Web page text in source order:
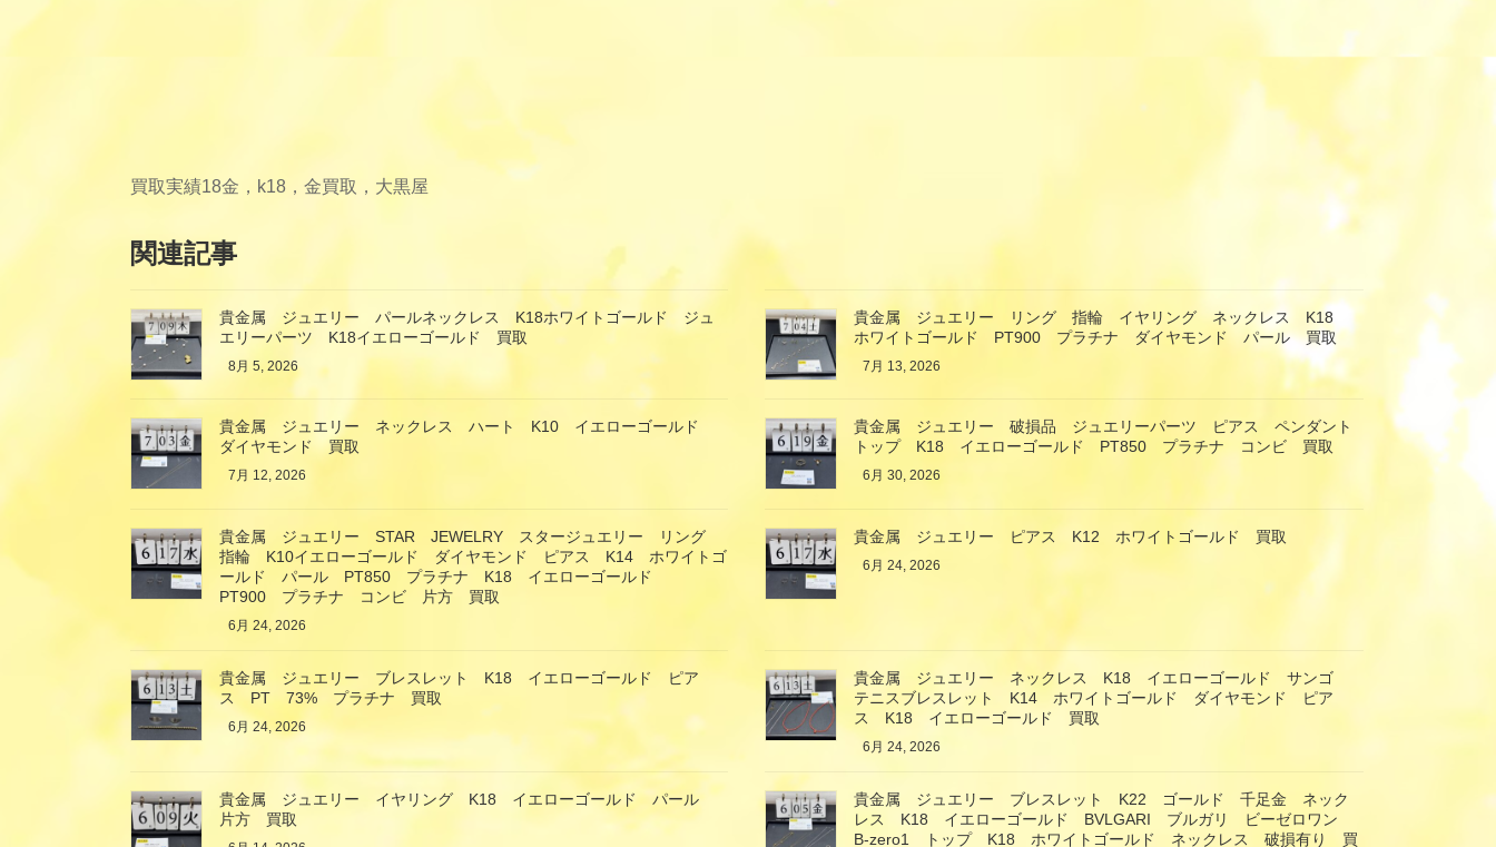
買取実績18金，k18，金買取，大黒屋
関連記事
貴金属 ジュエリー パールネックレス K18ホワイトゴールド ジュ
エリーパーツ K18イエローゴールド 買取
8月 5, 2026
貴金属 ジュエリー リング 指輪 イヤリング ネックレス K18
ホワイトゴールド PT900 プラチナ ダイヤモンド パール 買取
7月 13, 2026
貴金属 ジュエリー ネックレス ハート K10 イエローゴールド
ダイヤモンド 買取
7月 12, 2026
貴金属 ジュエリー 破損品 ジュエリーパーツ ピアス ペンダント
トップ K18 イエローゴールド PT850 プラチナ コンビ 買取
6月 30, 2026
貴金属 ジュエリー STAR JEWELRY スタージュエリー リング
指輪 K10イエローゴールド ダイヤモンド ピアス K14 ホワイトゴ
ールド パール PT850 プラチナ K18 イエローゴールド
PT900 プラチナ コンビ 片方 買取
6月 24, 2026
貴金属 ジュエリー ピアス K12 ホワイトゴールド 買取
6月 24, 2026
貴金属 ジュエリー ブレスレット K18 イエローゴールド ピア
ス PT 73% プラチナ 買取
6月 24, 2026
貴金属 ジュエリー ネックレス K18 イエローゴールド サンゴ
テニスブレスレット K14 ホワイトゴールド ダイヤモンド ピア
ス K18 イエローゴールド 買取
6月 24, 2026
貴金属 ジュエリー イヤリング K18 イエローゴールド パール
片方 買取
貴金属 ジュエリー ブレスレット K22 ゴールド 千足金 ネック
レス K18 イエローゴールド BVLGARI ブルガリ ビーゼロワン
B-zero1 トップ K18 ホワイトゴールド ネックレス 破損有り 買